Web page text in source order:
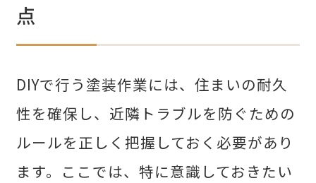
点
DIYで行う塗装作業には、住まいの耐久
性を確保し、近隣トラブルを防ぐための
ルールを正しく把握しておく必要があり
ます。ここでは、特に意識しておきたい